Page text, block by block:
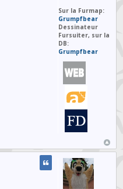
Sur la Furmap:
Grumpfbear
Dessinateur
Fursuiter, sur la
DB:
Grumpfbear